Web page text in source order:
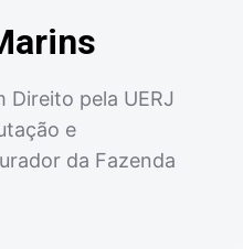
pela UERJ
e
da Fazenda